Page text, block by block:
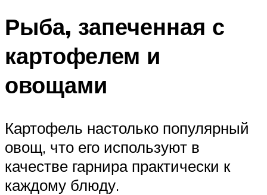
Рыба, запеченная с
картофелем и
овощами
Картофель настолько популярный
овощ, что его используют в
качестве гарнира практически к
каждому блюду.